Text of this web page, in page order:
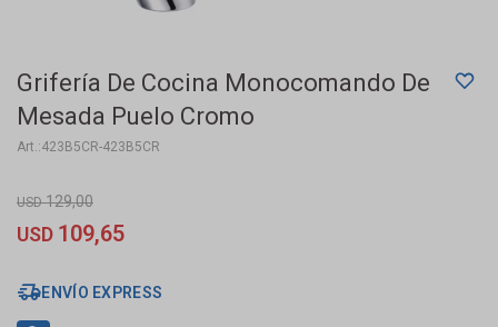
Grifería De Cocina Monocomando De
Mesada Puelo Cromo
423B5CR-423B5CR
USD 109,65
USD 129,00
ENVÍO EXPRESS